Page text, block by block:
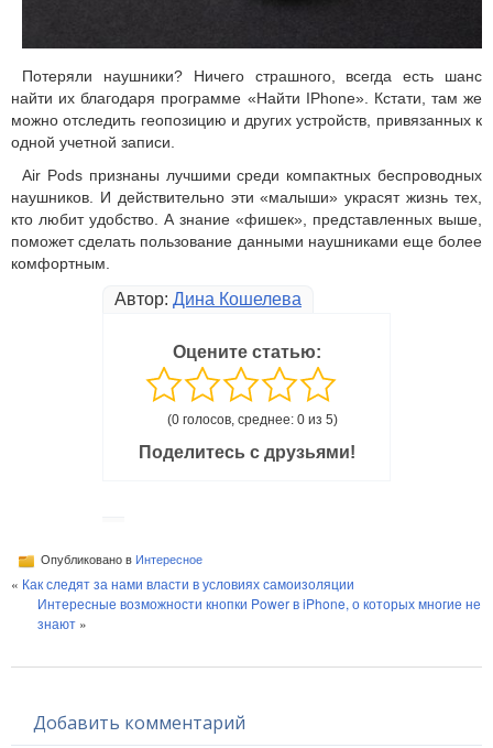
Потеряли наушники? Ничего страшного, всегда есть шанс
найти их благодаря программе «Найти IPhone». Кстати, там же
можно отследить геопозицию и других устройств, привязанных к
одной учетной записи.
Air Pods признаны лучшими среди компактных беспроводных
наушников. И действительно эти «малыши» украсят жизнь тех,
кто любит удобство. А знание «фишек», представленных выше,
поможет сделать пользование данными наушниками еще более
комфортным.
Автор: Дина Кошелева
Оцените статью:
(0 голосов, среднее: 0 из 5)
Поделитесь с друзьями!
Опубликовано в Интересное
« Как следят за нами власти в условиях самоизоляции
Интересные возможности кнопки Power в iPhone, о которых многие не
знают »
Добавить комментарий